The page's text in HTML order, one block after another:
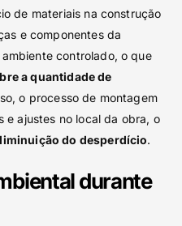
de materiais na construção
e componentes da
controlado, o que
a quantidade de
o processo de montagem
e ajustes no local da obra, o
do desperdício.
durante